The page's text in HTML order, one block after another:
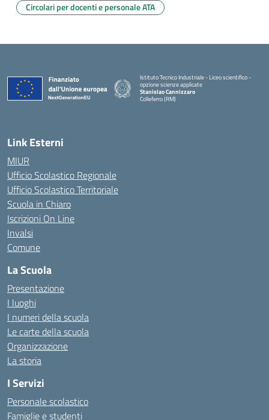
Circolari per docenti e personale ATA
Istituto Tecnico Industriale - Liceo scientifico -
opzione scienze applicate
Stanislao Cannizzaro
Colleferro (RM)
Link Esterni
MIUR
Ufficio Scolastico Regionale
Ufficio Scolastico Territoriale
Scuola in Chiaro
Iscrizioni On Line
Invalsi
Comune
La Scuola
Presentazione
I luoghi
I numeri della scuola
Le carte della scuola
Organizzazione
La storia
I Servizi
Personale scolastico
Famiglie e studenti